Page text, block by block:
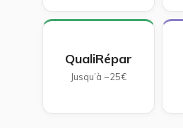
QualiRépar
Jusqu’à −25€